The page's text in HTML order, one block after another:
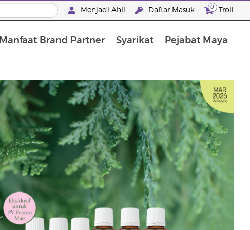
Menjadi Ahli Daftar Masuk 0 Troli
Manfaat Brand Partner Syarikat Pejabat Maya